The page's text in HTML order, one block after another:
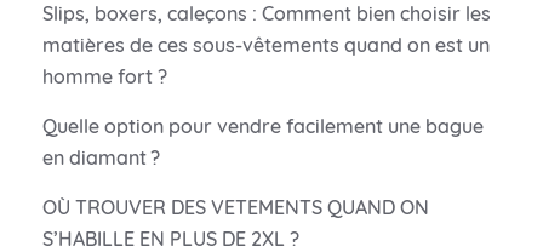
Slips, boxers, caleçons : Comment bien choisir les
matières de ces sous-vêtements quand on est un
homme fort ?
Quelle option pour vendre facilement une bague
en diamant ?
OÙ TROUVER DES VETEMENTS QUAND ON
S’HABILLE EN PLUS DE 2XL ?